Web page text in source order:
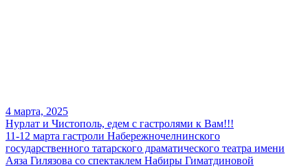
4 марта, 2025
Нурлат и Чистополь, едем с гастролями к Вам!!!
11-12 марта гастроли Набережночелнинского
государственного татарского драматического театра имени
Аяза Гилязова со спектаклем Набиры Гиматдиновой